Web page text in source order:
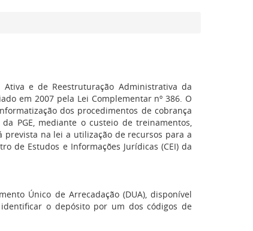
e de Reestruturação Administrativa da
em 2007 pela Lei Complementar nº 386. O
dos procedimentos de cobrança
PGE, mediante o custeio de treinamentos,
na lei a utilização de recursos para a
de Estudos e Informações Jurídicas (CEI) da
Único de Arrecadação (DUA), disponível
identificar o depósito por um dos códigos de